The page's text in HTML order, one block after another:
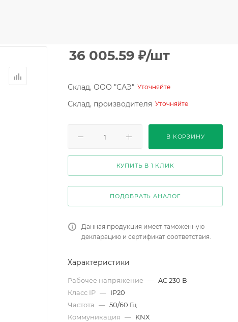
36 005.59 ₽/шт
Склад, ООО "САЭ" Уточняйте
Склад, производителя Уточняйте
В КОРЗИНУ
КУПИТЬ В 1 КЛИК
ПОДОБРАТЬ АНАЛОГ
Данная продукция имеет таможенную
декларацию и сертификат соответствия.
Характеристики
Рабочее напряжение — AC 230 В
Класс IP — IP20
Частота — 50/60 Гц
Коммуникация — KNX